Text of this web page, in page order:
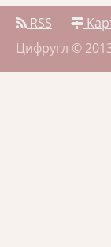
RSS
Цифругл ©